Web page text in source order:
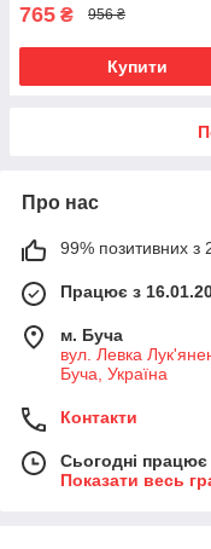
765 ₴ 956 ₴
Купити
Про нас
99% позитивних з
Працює з
м. Буча
вул. Левка
Буча, Україна
Контакти
Сьогодні
Показати весь